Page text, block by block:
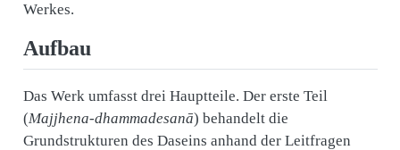
Werkes.
Aufbau
Das Werk umfasst drei Hauptteile. Der erste Teil
(Majjhena-dhammadesanā) behandelt die
Grundstrukturen des Daseins anhand der Leitfragen